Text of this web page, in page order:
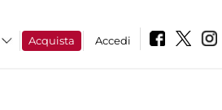
Acquista Accedi